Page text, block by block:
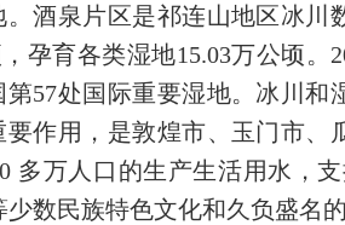
酒泉片区是祁连山地区冰川
孕育各类湿地15.03万公顷。
57处国际重要湿地。冰川和
作用，是敦煌市、玉门市、
多万人口的生产生活用水，
数民族特色文化和久负盛名的